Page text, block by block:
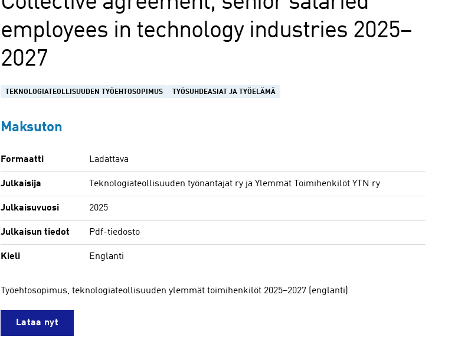
employees in technology industries 2025–
2027
TEKNOLOGIATEOLLISUUDEN TYÖEHTOSOPIMUS TYÖSUHDEASIAT JA TYÖELÄMÄ
Maksuton
Formaatti Ladattava
Julkaisija Teknologiateollisuuden työnantajat ry ja Ylemmät Toimihenkilöt YTN ry
Julkaisuvuosi 2025
Julkaisun tiedot Pdf-tiedosto
Kieli Englanti
Työehtosopimus, teknologiateollisuuden ylemmät toimihenkilöt 2025–2027 (englanti)
Lataa nyt